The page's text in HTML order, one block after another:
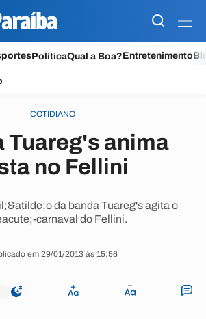
PolíticaQual a Boa?Entretenimento
COTIDIANO
Tuareg's anima
no Fellini
da banda Tuareg's agita o
carnaval do Fellini.
em 29/01/2013 às 15:56